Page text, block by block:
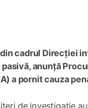
cadrul Direcției
anunță
a pornit cauza
de investigație